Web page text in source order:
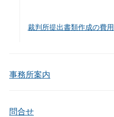
裁判所提出書類作成の費用
事務所案内
問合せ